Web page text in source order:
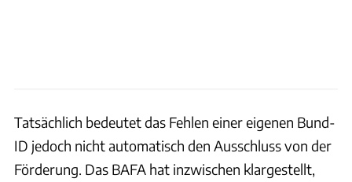
Tatsächlich bedeutet das Fehlen einer eigenen Bund-
ID jedoch nicht automatisch den Ausschluss von der
Förderung. Das BAFA hat inzwischen klargestellt,